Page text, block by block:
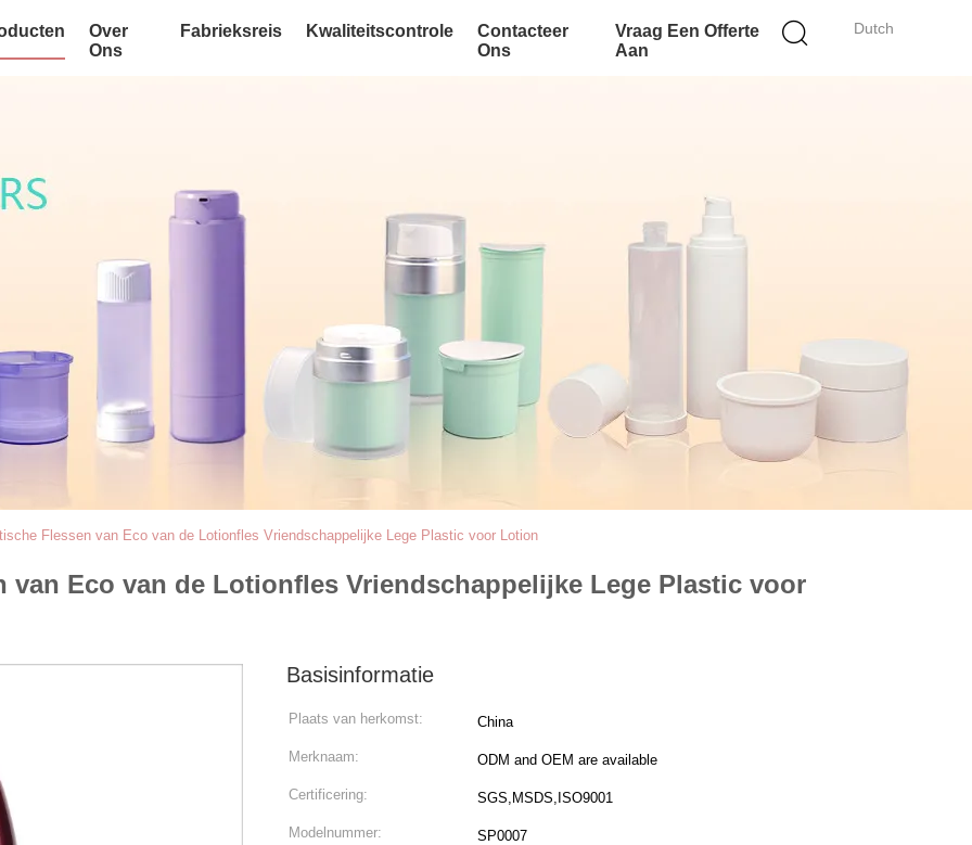
Dutch
Over
Ons
Fabrieksreis Kwaliteitscontrole
Contacteer
Ons
Vraag Een Offerte
Aan
Flessen van Eco van de Lotionfles Vriendschappelijke Lege Plastic voor Lotion
van Eco van de Lotionfles Vriendschappelijke Lege Plastic voor
Basisinformatie
Plaats van herkomst: China
Merknaam: ODM and OEM are available
Certificering: SGS,MSDS,ISO9001
Modelnummer: SP0007